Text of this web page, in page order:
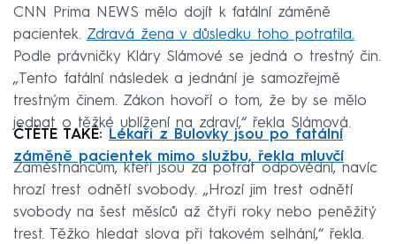
CNN Prima NEWS mělo dojít k fatální záměně
pacientek. Zdravá žena v důsledku toho potratila.
Podle právničky Kláry Slámové se jedná o trestný čin.
„Tento fatální následek a jednání je samozřejmě
trestným činem. Zákon hovoří o tom, že by se mělo
jednat o těžké ublížení na zdraví,“ řekla Slámová.
ČTĚTE TAKÉ:
Lékaři z Bulovky jsou po fatální
záměně pacientek mimo službu, řekla mluvčí
Zaměstnancům, kteří jsou za potrat odpovědní, navíc
hrozí trest odnětí svobody. „Hrozí jim trest odnětí
svobody na šest měsíců až čtyři roky nebo peněžitý
trest. Těžko hledat slova při takovém selhání,“ řekla.